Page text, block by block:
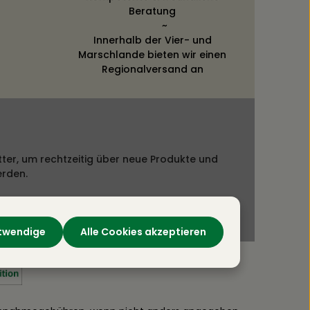
Beratung
~
Innerhalb der Vier- und
Marschlande bieten wir einen
Regionalversand an
um rechtzeitig über neue Produkte und
Alle Cookies akzeptieren